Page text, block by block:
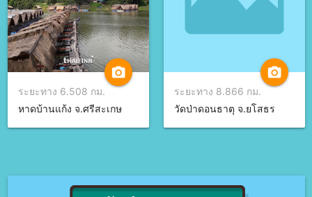
camera_alt
ระยะทาง 6.508 กม.
หาดบ้านแก้ง จ.ศรีสะเกษ
camera_alt
ระยะทาง 8.866 กม.
วัดป่าดอนธาตุ จ.ยโสธร